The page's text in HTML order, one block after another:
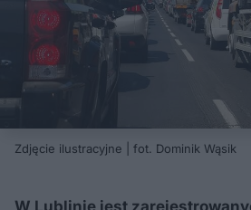
Zdjęcie ilustracyjne | fot. Dominik Wąsik
W Lublinie jest